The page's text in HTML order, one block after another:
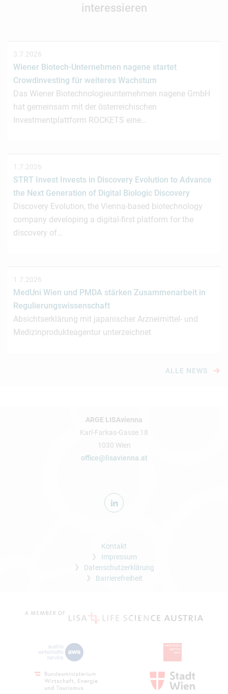
interessieren
3.7.2026
Wiener Biotech-Unternehmen nagene startet
Crowdinvesting für weiteres Wachstum
Das Wiener Biotechnologieunternehmen nagene GmbH
hat gemeinsam mit der österreichischen
Investmentplattform ROCKETS eine…
1.7.2026
STRT Invest Invests in Discovery Evolution to Advance
the Next Generation of Digital Biologic Discovery
Discovery Evolution, the Vienna-based biotechnology
company developing a digital-first platform for the
discovery of…
1.7.2026
MedUni Wien und PMDA stärken Zusammenarbeit in
Regulierungswissenschaft
Absichtserklärung mit japanischer Arzneimittel- und
Medizinprodukteagentur unterzeichnet
ALLE NEWS
ARGE LISAvienna
Karl-Farkas-Gasse 18
1030 Wien
office@lisavienna.at
Kontakt
Impressum
Datenschutzerklärung
Barrierefreiheit